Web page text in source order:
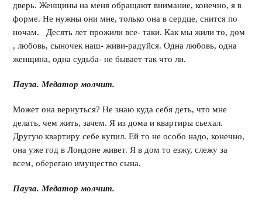
дверь. Женщины на меня обращают внимание, конечно, я в
форме. Не нужны они мне, только она в сердце, снится по
ночам. Десять лет прожили все- таки. Как мы жили то, дом
, любовь, сыночек наш- живи-радуйся. Одна любовь, одна
женщина, одна судьба- не бывает так что ли.
Пауза. Медатор молчит.
Может она вернуться? Не знаю куда себя деть, что мне
делать, чем жить, зачем. Я из дома и квартиры сьехал.
Другую квартиру себе купил. Ей то не особо надо, конечно,
она уже год в Лондоне живет. Я в дом то езжу, слежу за
всем, оберегаю имущество сына.
Пауза. Медатор молчит.